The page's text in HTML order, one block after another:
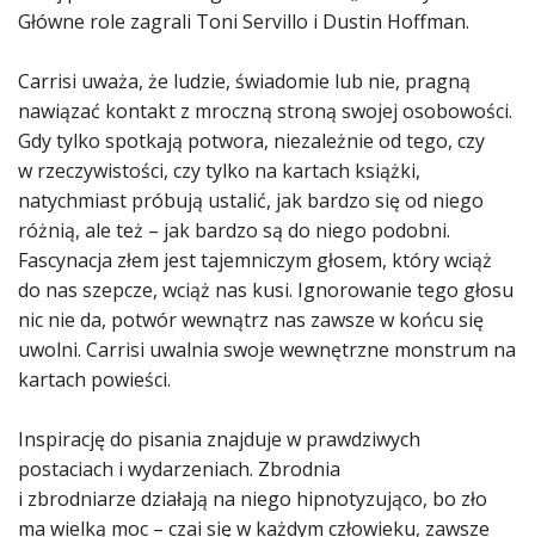
Główne role zagrali Toni Servillo i Dustin Hoffman.
Carrisi uważa, że ludzie, świadomie lub nie, pragną
nawiązać kontakt z mroczną stroną swojej osobowości.
Gdy tylko spotkają potwora, niezależnie od tego, czy
w rzeczywistości, czy tylko na kartach książki,
natychmiast próbują ustalić, jak bardzo się od niego
różnią, ale też – jak bardzo są do niego podobni.
Fascynacja złem jest tajemniczym głosem, który wciąż
do nas szepcze, wciąż nas kusi. Ignorowanie tego głosu
nic nie da, potwór wewnątrz nas zawsze w końcu się
uwolni. Carrisi uwalnia swoje wewnętrzne monstrum na
kartach powieści.
Inspirację do pisania znajduje w prawdziwych
postaciach i wydarzeniach. Zbrodnia
i zbrodniarze działają na niego hipnotyzująco, bo zło
ma wielką moc – czai się w każdym człowieku, zawsze